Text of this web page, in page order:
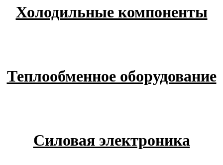
Холодильные компоненты
Теплообменное оборудование
Силовая электроника